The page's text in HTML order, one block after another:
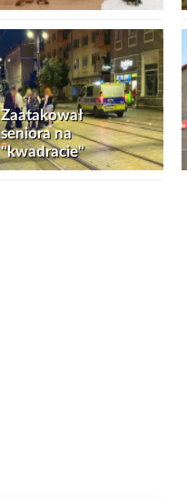
Zaatakował
seniora na
"kwadracie"